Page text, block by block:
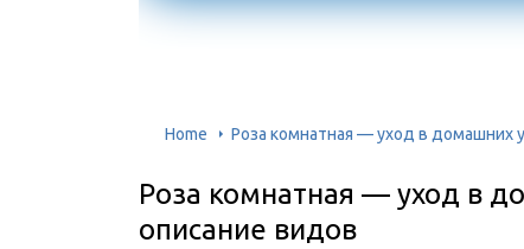
Home Роза комнатная — уход в домашних
Роза комнатная — уход в
описание видов